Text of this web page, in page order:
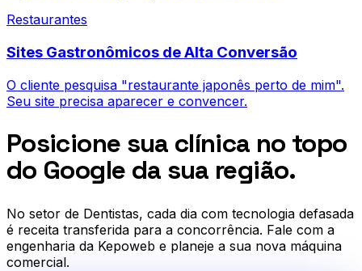
Restaurantes
Sites Gastronômicos de Alta Conversão
O cliente pesquisa "restaurante japonês perto de mim".
Seu site precisa aparecer e convencer.
Posicione sua clínica no topo
do Google da sua região.
No setor de Dentistas, cada dia com tecnologia defasada
é receita transferida para a concorrência. Fale com a
engenharia da Kepoweb e planeje a sua nova máquina
comercial.